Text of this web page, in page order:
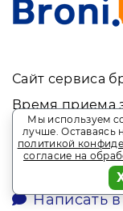
Сайт сервиса
Время приема
8 (495)
Написать
Написать в
Мы используем
лучше. Оставаясь
политикой
согласие на